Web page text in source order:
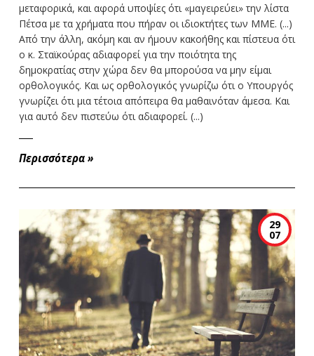
μεταφορικά, και αφορά υποψίες ότι «μαγειρεύει» την λίστα
Πέτσα με τα χρήματα που πήραν οι ιδιοκτήτες των ΜΜΕ. (...)
Από την άλλη, ακόμη και αν ήμουν κακοήθης και πίστευα ότι
ο κ. Σταϊκούρας αδιαφορεί για την ποιότητα της
δημοκρατίας στην χώρα δεν θα μπορούσα να μην είμαι
ορθολογικός. Και ως ορθολογικός γνωρίζω ότι ο Υπουργός
γνωρίζει ότι μια τέτοια απόπειρα θα μαθαινόταν άμεσα. Και
για αυτό δεν πιστεύω ότι αδιαφορεί. (...)
Περισσότερα »
29
07